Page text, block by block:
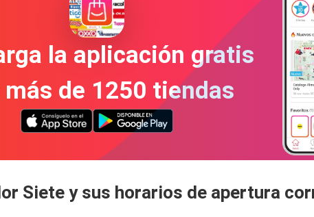
la aplicación gratis
más de 1250 tiendas
Siete y sus horarios de apertura